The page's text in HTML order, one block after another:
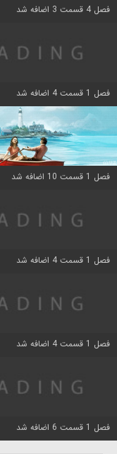
فصل 4 قسمت 3 اضافه شد
فصل 1 قسمت 4 اضافه شد
فصل 1 قسمت 10 اضافه شد
فصل 1 قسمت 4 اضافه شد
فصل 1 قسمت 4 اضافه شد
فصل 1 قسمت 6 اضافه شد